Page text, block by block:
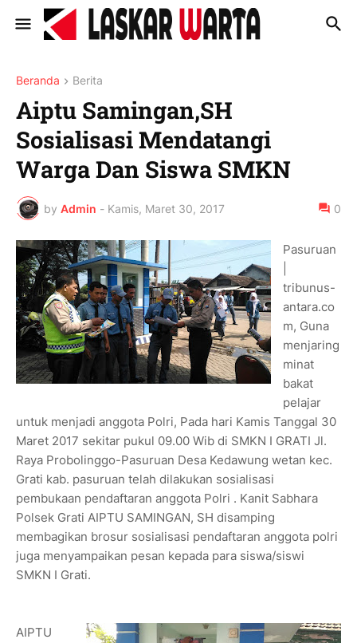
Beranda Berita
Aiptu Samingan,SH
Sosialisasi Mendatangi
Warga Dan Siswa SMKN
by Admin - Kamis, Maret 30, 2017 0
Pasuruan
tribunus-
antara.co
m, Guna
menjaring
minat
bakat
pelajar
untuk menjadi anggota Polri, Pada hari Kamis Tanggal 30
Maret 2017 sekitar pukul 09.00 Wib di SMKN I GRATI Jl.
Raya Probolinggo-Pasuruan Desa Kedawung wetan kec.
Grati kab. pasuruan telah dilakukan sosialisasi
pembukaan pendaftaran anggota Polri . Kanit Sabhara
Polsek Grati AIPTU SAMINGAN, SH disamping
membagikan brosur sosialisasi pendaftaran anggota polri
juga menyampaikan pesan kepada para siswa/siswi
SMKN I Grati.
AIPTU